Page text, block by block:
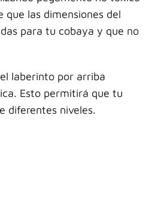
que las dimensiones del
para tu cobaya y que no
laberinto por arriba
Esto permitirá que tu
diferentes niveles.